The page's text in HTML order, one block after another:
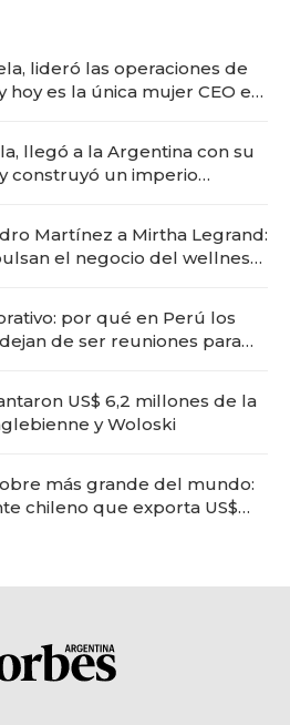
lideró las operaciones de
hoy es la única mujer CEO en
llegó a la Argentina con su
construyó un imperio
Martínez a Mirtha Legrand:
el negocio del wellness
por qué en Perú los
de ser reuniones para
US$ 6,2 millones de la
y Woloski
más grande del mundo:
chileno que exporta US$